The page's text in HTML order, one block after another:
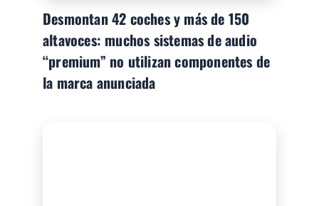
Desmontan 42 coches y más de 150
altavoces: muchos sistemas de audio
“premium” no utilizan componentes de
la marca anunciada